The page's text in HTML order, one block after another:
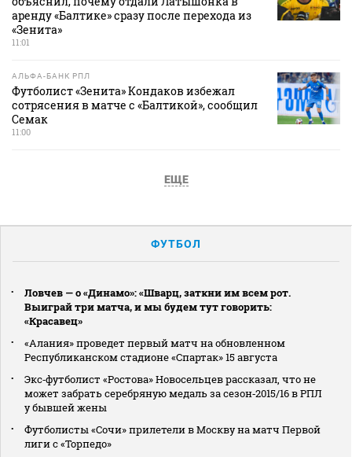
аренду «Балтике» сразу после перехода из
«Зенита»
11:01
АЛЬФА-БАНК РПЛ
Футболист «Зенита» Кондаков избежал
сотрясения в матче с «Балтикой», сообщил
Семак
11:00
ЕЩЕ
ФУТБОЛ
Ловчев — о «Динамо»: «Шварц, заткни им всем рот.
Выиграй три матча, и мы будем тут говорить:
«Красавец»
«Алания» проведет первый матч на обновленном
Республиканском стадионе «Спартак» 15 августа
Экс‑футболист «Ростова» Новосельцев рассказал, что не
может забрать серебряную медаль за сезон‑2015/16 в РПЛ
у бывшей жены
Футболисты «Сочи» прилетели в Москву на матч Первой
лиги с «Торпедо»